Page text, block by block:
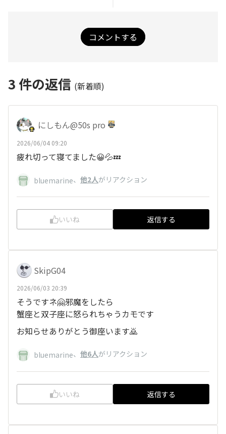
コメントする
3 件の返信 (新着順)
にしもん@50s pro
2026/06/04 09:20
疲れ切って寝てました😀💦💤
bluemarine、 他2人がリアクション
いいね 返信する
SkipG04
2026/06/03 20:39
そうですネ🤗邪魔をしたら
蟹座と双子座に怒られちゃうカモです
お知らせありがとう御座います🙇
bluemarine、 他6人がリアクション
いいね 返信する